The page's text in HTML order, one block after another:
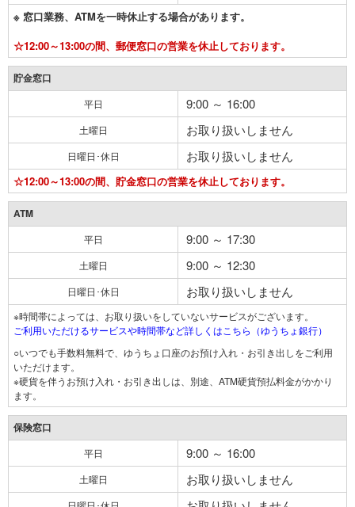
※ 窓口業務、ATMを一時休止する場合があります。
☆12:00～13:00の間、郵便窓口の営業を休止しております。
貯金窓口
平日 9:00 ～ 16:00
土曜日 お取り扱いしません
日曜日･休日 お取り扱いしません
☆12:00～13:00の間、貯金窓口の営業を休止しております。
ATM
平日 9:00 ～ 17:30
土曜日 9:00 ～ 12:30
日曜日･休日 お取り扱いしません
※時間帯によっては、お取り扱いをしていないサービスがございます。
ご利用いただけるサービスや時間帯など詳しくはこちら（ゆうちょ銀行）
○いつでも手数料無料で、ゆうちょ口座のお預け入れ・お引き出しをご利用
いただけます。
※硬貨を伴うお預け入れ・お引き出しは、別途、ATM硬貨預払料金がかかり
ます。
保険窓口
平日 9:00 ～ 16:00
土曜日 お取り扱いしません